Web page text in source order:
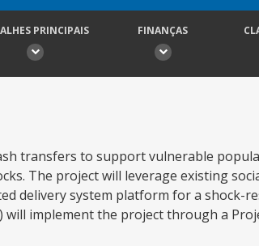
PRINCIPAIS FINANÇAS
transfers to support vulnerable
The project will leverage existing
delivery system platform for a shock-
will implement the project through a